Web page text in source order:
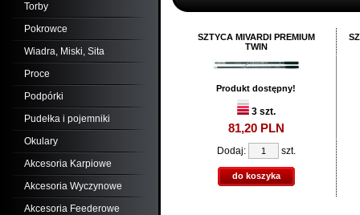
Torby
Pokrowce
Wiadra, Miski, Sita
Proce
Podpórki
Pudełka i pojemniki
Okulary
Akcesoria Karpiowe
Akcesoria Wyczynowe
Akcesoria Feederowe
SZTYCA MIVARDI PREMIUM
TWIN
Produkt dostępny!
3 szt.
81,20PLN
Dodaj: szt.
do koszyka